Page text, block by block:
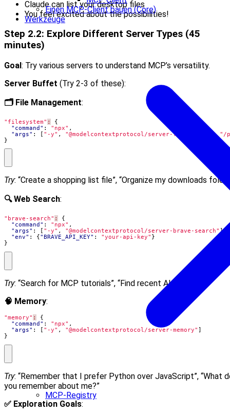
Einen MCP-Client bauen (Core)
Werkzeuge
MCP-Registry
Claude can list your desktop files
You feel excited about the possibilities!
Step 2.2: Explore Different Server Types (45
minutes)
Goal: Try various servers to understand MCP’s versatility.
Server Buffet (Try 2-3 of these):
🗂️ File Management:
"filesystem" :
{
"command" : "npx" ,
"args" : [ "-y" , "@modelcontextprotocol/server-filesystem" ,
"/
}
Try: “Create a shopping list file”, “Organize my downloads
🔍 Web Search:
"brave-search" :
{
"command" : "npx" ,
"args" : "-y" , "@modelcontextprotocol/server-brave-search"],
"env" : { "BRAVE_API_KEY" : "your-api-key" }
}
Try: “Search for MCP tutorials”, “Find recent AI news”
🧠 Memory:
"memory" :
{
"command" : "npx" ,
"args" : [ "-y" , "@modelcontextprotocol/server-memory" ]
}
Try: “Remember that I prefer Python over JavaScript”, “What
you remember about me?”
✅ Exploration Goals: